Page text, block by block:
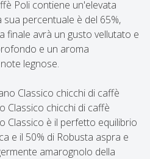
Poli contiene un'elevata
percentuale è del 65%,
finale avrà un gusto vellutato e
e un aroma
legnose.
Classico chicchi di caffè
Classico è il perfetto equilibrio
e il 50% di Robusta aspra e
amarognolo della